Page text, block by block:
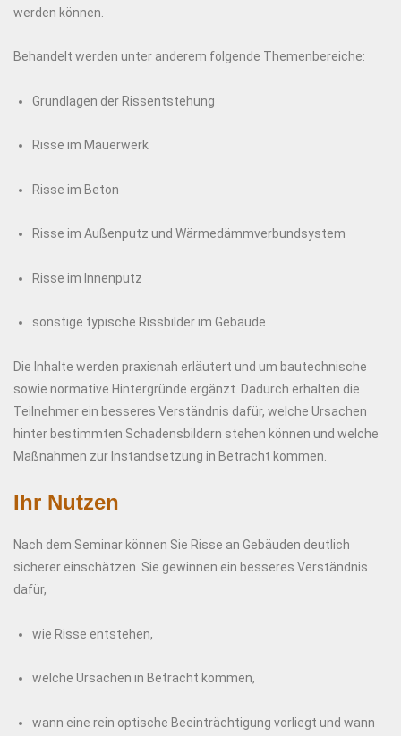
werden können.
Behandelt werden unter anderem folgende Themenbereiche:
Grundlagen der Rissentstehung
Risse im Mauerwerk
Risse im Beton
Risse im Außenputz und Wärmedämmverbundsystem
Risse im Innenputz
sonstige typische Rissbilder im Gebäude
Die Inhalte werden praxisnah erläutert und um bautechnische
sowie normative Hintergründe ergänzt. Dadurch erhalten die
Teilnehmer ein besseres Verständnis dafür, welche Ursachen
hinter bestimmten Schadensbildern stehen können und welche
Maßnahmen zur Instandsetzung in Betracht kommen.
Ihr Nutzen
Nach dem Seminar können Sie Risse an Gebäuden deutlich
sicherer einschätzen. Sie gewinnen ein besseres Verständnis
dafür,
wie Risse entstehen,
welche Ursachen in Betracht kommen,
wann eine rein optische Beeinträchtigung vorliegt und wann